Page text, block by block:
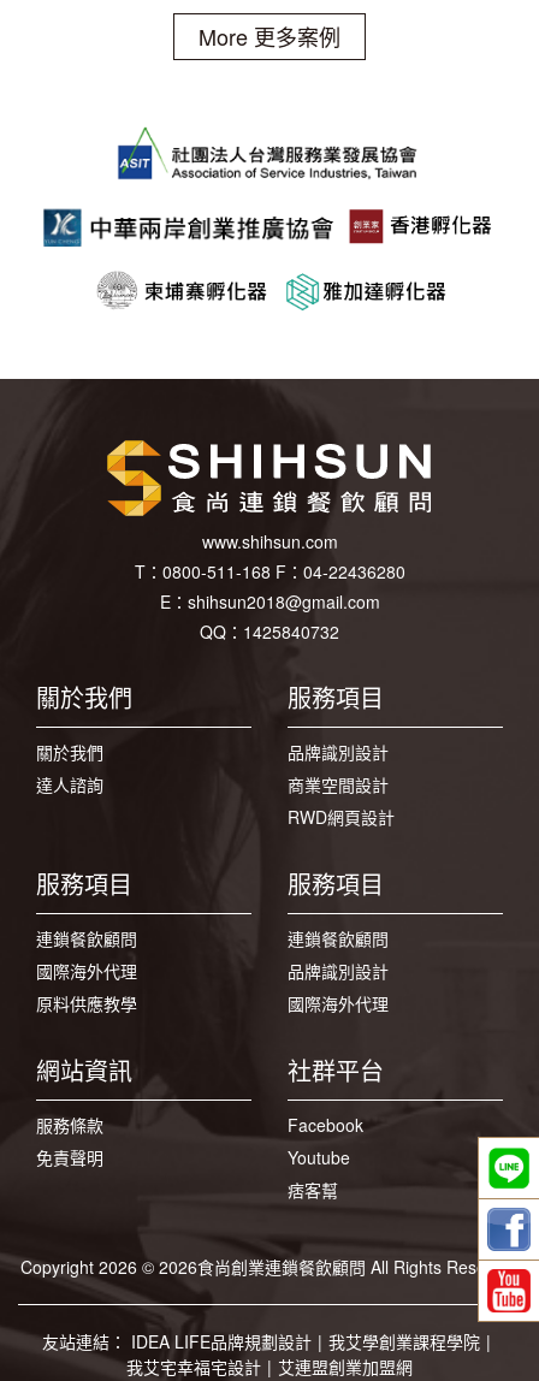
More 更多案例
www.shihsun.com
T： 0800-511-168 F： 04-22436280
E： shihsun2018@gmail.com
QQ：1425840732
關於我們
關於我們
達人諮詢
服務項目
品牌識別設計
商業空間設計
RWD網頁設計
服務項目
連鎖餐飲顧問
國際海外代理
原料供應教學
服務項目
連鎖餐飲顧問
品牌識別設計
國際海外代理
網站資訊
服務條款
免責聲明
社群平台
Facebook
Youtube
痞客幫
Copyright 2026 © 2026食尚創業連鎖餐飲顧問 All Rights Reserved
友站連結： IDEA LIFE品牌規劃設計 | 我艾學創業課程學院 |
我艾宅幸福宅設計 | 艾連盟創業加盟網